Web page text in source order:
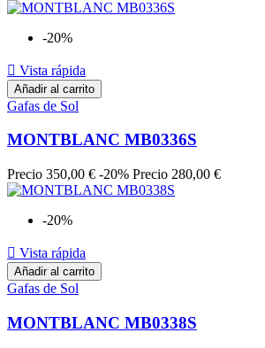
-20%
 Vista rápida
Añadir al carrito
Gafas de Sol
MONTBLANC MB0336S
Precio 350,00 € -20% Precio 280,00 €
-20%
 Vista rápida
Añadir al carrito
Gafas de Sol
MONTBLANC MB0338S